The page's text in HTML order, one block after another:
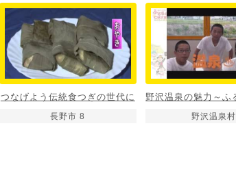
つなげよう伝統食つぎの世代に
長野市 8 野沢温泉村